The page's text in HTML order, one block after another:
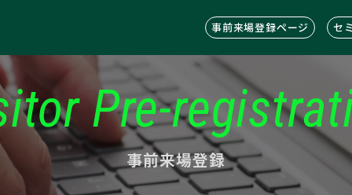
事前来場登録ページ セ
Pre-
事前来場登録